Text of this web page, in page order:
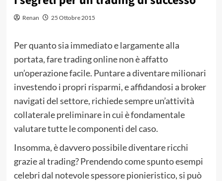
Renan 25 Ottobre 2015
Per quanto sia immediato e largamente alla
portata, fare trading online non è affatto
un’operazione facile. Puntare a diventare milionari
investendo i propri risparmi, e affidandosi a broker
navigati del settore, richiede sempre un’attività
collaterale preliminare in cui è fondamentale
valutare tutte le componenti del caso.
Insomma, è davvero possibile diventare ricchi
grazie al trading? Prendendo come spunto esempi
celebri dal notevole spessore pionieristico, si può